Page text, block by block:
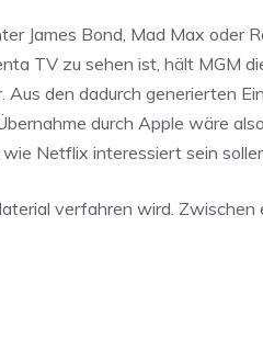
James Bond, Mad Max oder
TV zu sehen ist, hält MGM
den dadurch generierten
durch Apple wäre
Netflix interessiert sein
verfahren wird.